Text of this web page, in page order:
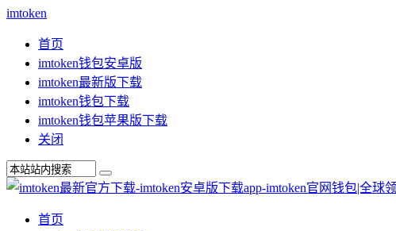
imtoken
首页
imtoken钱包安卓版
imtoken最新版下载
imtoken钱包下载
imtoken钱包苹果版下载
关闭
首页